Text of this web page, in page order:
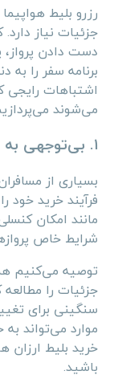
رزرو بلیط
جزئیات نیاز
دست دادن
برنامه سفر را
اشتباهات رایجی
می‌شوند
۱. بی‌توجهی به قوانین و شرایط خرید بلیط
بسیاری از
فرآیند خرید خود
مانند امکان
شرایط خاص
توصیه می‌کنیم
جزئیات را
سنگینی برای
موارد می‌تواند
خرید بلیط ارزان
باشید.